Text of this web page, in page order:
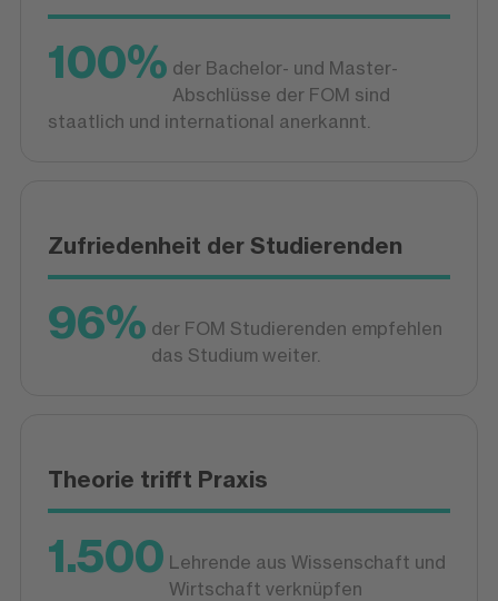
100% der Bachelor- und Master-
Abschlüsse der FOM sind
staatlich und international anerkannt.
Zufriedenheit der Studierenden
96% der FOM Studierenden empfehlen
das Studium weiter.
Theorie trifft Praxis
1.500 Lehrende aus Wissenschaft und
Wirtschaft verknüpfen